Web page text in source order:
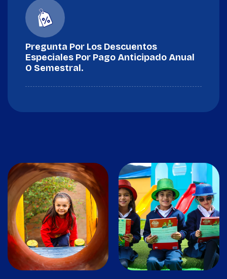
Pregunta Por Los Descuentos
Especiales Por Pago Anticipado Anual
O Semestral.